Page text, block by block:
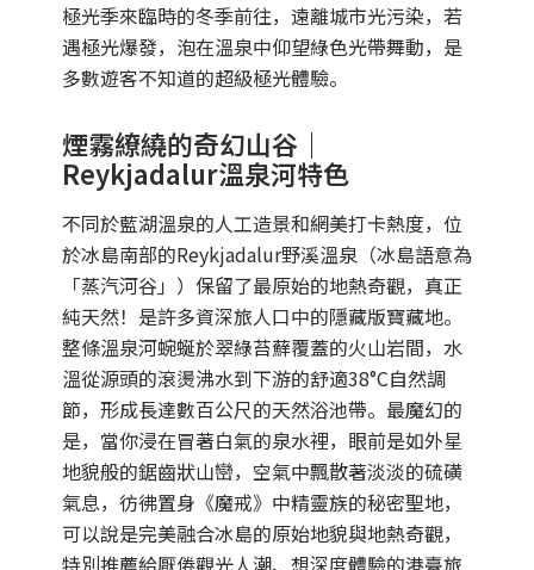
極光季來臨時的冬季前往，遠離城市光污染，若
遇極光爆發，泡在溫泉中仰望綠色光帶舞動，是
多數遊客不知道的超級極光體驗。
煙霧繚繞的奇幻山谷｜
Reykjadalur溫泉河特色
不同於藍湖溫泉的人工造景和網美打卡熱度，位
於冰島南部的Reykjadalur野溪溫泉（冰島語意為
「蒸汽河谷」）保留了最原始的地熱奇觀，真正
純天然！是許多資深旅人口中的隱藏版寶藏地。
整條溫泉河蜿蜒於翠綠苔蘚覆蓋的火山岩間，水
溫從源頭的滾燙沸水到下游的舒適38°C自然調
節，形成長達數百公尺的天然浴池帶。最魔幻的
是，當你浸在冒著白氣的泉水裡，眼前是如外星
地貌般的鋸齒狀山巒，空氣中飄散著淡淡的硫磺
氣息，彷彿置身《魔戒》中精靈族的秘密聖地，
可以說是完美融合冰島的原始地貌與地熱奇觀，